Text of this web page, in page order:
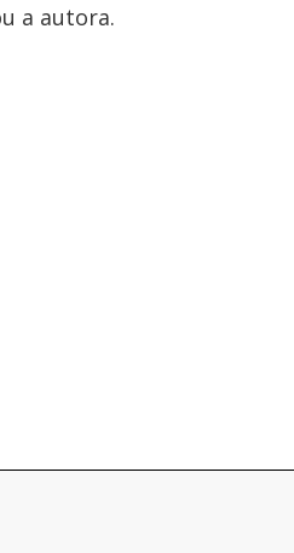
a autora.